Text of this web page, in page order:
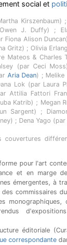
social et
Kirszenbaum)
J. Duffy) ;
Alison
Gritz) ; Olivia
Mateos & Charles
(par Ceci
Aria Dean) ; Melike
Lok (par Laura
Attilia Fattori
Katrib) ; Megan
Sargent) ;
; Dena Yago
pour l'art
et en marge
émergentes, à
commissaires
monographiques,
éditoriale
correspondante